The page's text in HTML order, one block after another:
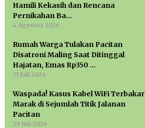
Hamili Kekasih dan Rencana
Pernikahan Ba…
4 Agustus 2026
Rumah Warga Tulakan Pacitan
Disatroni Maling Saat Ditinggal
Hajatan, Emas Rp350 …
31 Juli 2026
Waspada! Kasus Kabel WiFi Terbakar
Marak di Sejumlah Titik Jalanan
Pacitan
29 Juli 2026